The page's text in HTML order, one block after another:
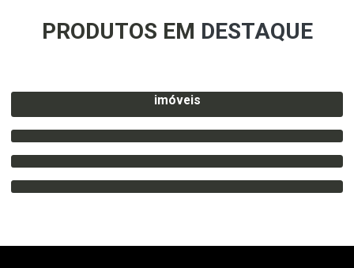
PRODUTOS EM DESTAQUE
imóveis
Laudo avcb corpo de bombeiros
Aerofotogrametria aérea
Aerofotogrametria com drones